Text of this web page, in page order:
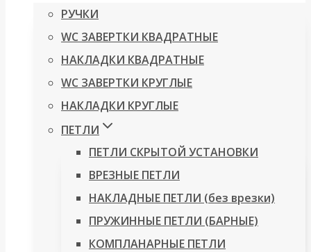
РУЧКИ
WC ЗАВЕРТКИ КВАДРАТНЫЕ
НАКЛАДКИ КВАДРАТНЫЕ
WC ЗАВЕРТКИ КРУГЛЫЕ
НАКЛАДКИ КРУГЛЫЕ
ПЕТЛИ
ПЕТЛИ СКРЫТОЙ УСТАНОВКИ
ВРЕЗНЫЕ ПЕТЛИ
НАКЛАДНЫЕ ПЕТЛИ (без врезки)
ПРУЖИННЫЕ ПЕТЛИ (БАРНЫЕ)
КОМПЛАНАРНЫЕ ПЕТЛИ